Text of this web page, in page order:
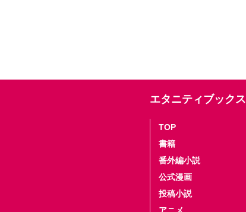
エタニティブックス
TOP
書籍
番外編小説
公式漫画
投稿小説